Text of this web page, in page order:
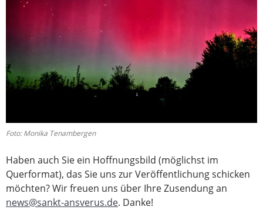
Foto: Monika Tenambergen
Haben auch Sie ein Hoffnungsbild (möglichst im
Querformat), das Sie uns zur Veröffentlichung schicken
möchten? Wir freuen uns über Ihre Zusendung an
news@sankt-ansverus.de. Danke!